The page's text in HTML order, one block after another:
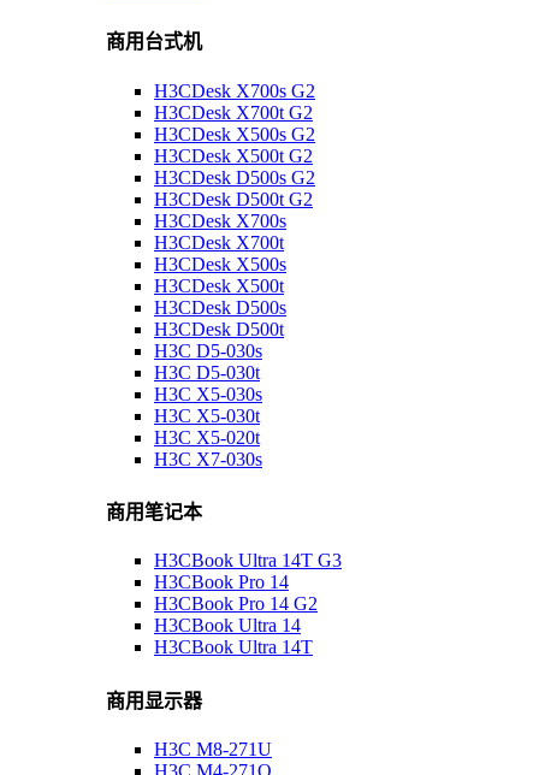
商用台式机
H3CDesk X700s G2
H3CDesk X700t G2
H3CDesk X500s G2
H3CDesk X500t G2
H3CDesk D500s G2
H3CDesk D500t G2
H3CDesk X700s
H3CDesk X700t
H3CDesk X500s
H3CDesk X500t
H3CDesk D500s
H3CDesk D500t
H3C D5-030s
H3C D5-030t
H3C X5-030s
H3C X5-030t
H3C X5-020t
H3C X7-030s
商用笔记本
H3CBook Ultra 14T G3
H3CBook Pro 14
H3CBook Pro 14 G2
H3CBook Ultra 14
H3CBook Ultra 14T
商用显示器
H3C M8-271U
H3C M4-271Q